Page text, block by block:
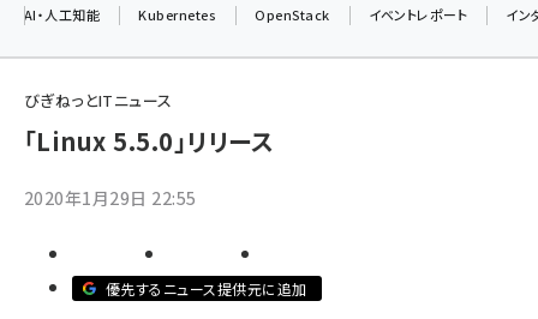
ツ
加藤銘のチーム貢献～仲間と築いた勝利の絆～ (2297)
drupal (1929)
genai (1468)
AI・人工知能 Kubernetes OpenStack イベントレポート イン
びぎねっとITニュース
「Linux 5.5.0」リリース
2020年1月29日 22:55
優先するニュース提供元に追加